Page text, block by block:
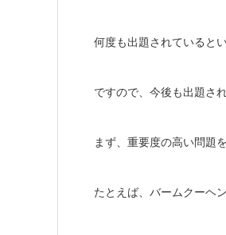
何度も出題されていると
ですので、今後も出題さ
まず、重要度の高い問題
たとえば、バームクーヘ